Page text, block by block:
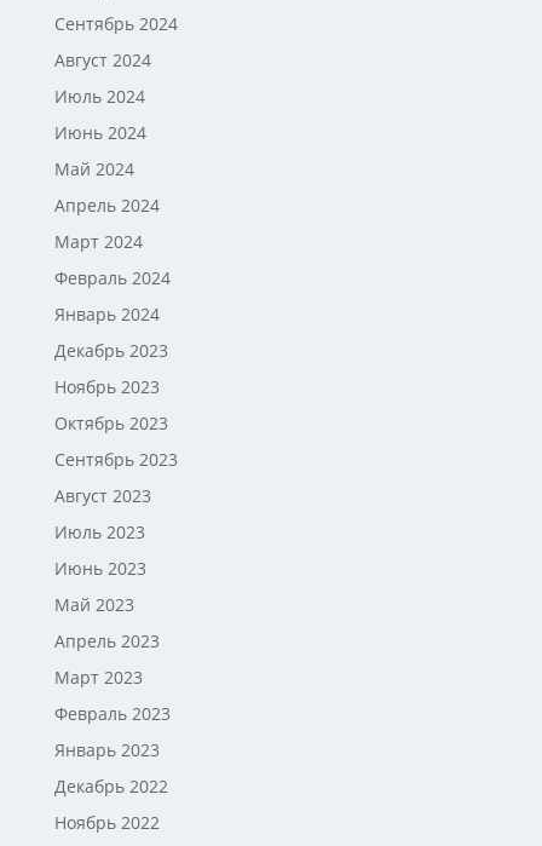
Сентябрь 2024
Август 2024
Июль 2024
Июнь 2024
Май 2024
Апрель 2024
Март 2024
Февраль 2024
Январь 2024
Декабрь 2023
Ноябрь 2023
Октябрь 2023
Сентябрь 2023
Август 2023
Июль 2023
Июнь 2023
Май 2023
Апрель 2023
Март 2023
Февраль 2023
Январь 2023
Декабрь 2022
Ноябрь 2022